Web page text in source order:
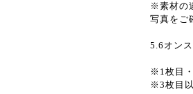
※素材の
写真をご
5.6オン
※1枚目
※3枚目